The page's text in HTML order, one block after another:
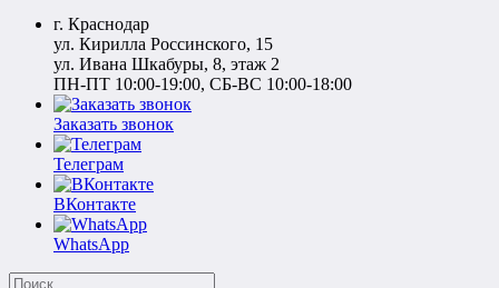
г. Краснодар
ул. Кирилла Россинского, 15
ул. Ивана Шкабуры, 8, этаж 2
ПН-ПТ 10:00-19:00, СБ-ВС 10:00-18:00
Заказать звонок
Телеграм
ВКонтакте
WhatsApp